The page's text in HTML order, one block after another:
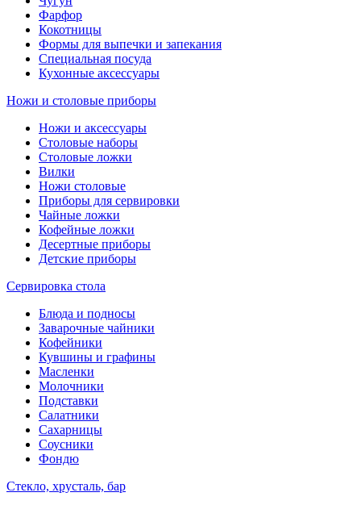
Фарфор
Кокотницы
Формы для выпечки и запекания
Специальная посуда
Кухонные аксессуары
Ножи и столовые приборы
Ножи и аксессуары
Столовые наборы
Столовые ложки
Вилки
Ножи столовые
Приборы для сервировки
Чайные ложки
Кофейные ложки
Десертные приборы
Детские приборы
Сервировка стола
Блюда и подносы
Заварочные чайники
Кофейники
Кувшины и графины
Масленки
Молочники
Подставки
Салатники
Сахарницы
Соусники
Фондю
Стекло, хрусталь, бар